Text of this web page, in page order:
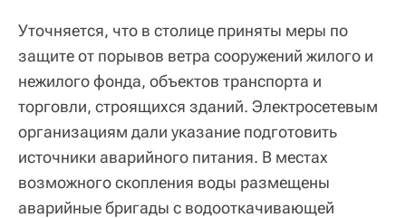
Уточняется, что в столице приняты меры по
защите от порывов ветра сооружений жилого и
нежилого фонда, объектов транспорта и
торговли, строящихся зданий. Электросетевым
организациям дали указание подготовить
источники аварийного питания. В местах
возможного скопления воды размещены
аварийные бригады с водооткачивающей